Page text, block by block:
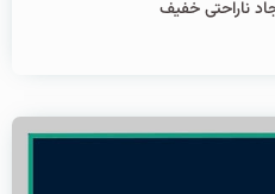
ناراحتی خفیف